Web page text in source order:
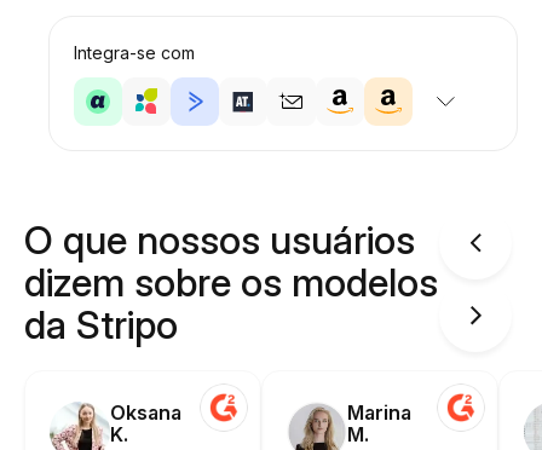
Integra-se com
O que nossos usuários
dizem sobre os modelos
da Stripo
Oksana
K.
Marina
M.